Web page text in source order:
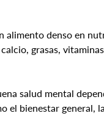
alimento denso en
grasas,
salud mental
el bienestar general,